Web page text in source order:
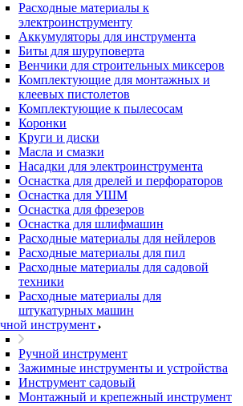
Расходные материалы к
электроинструменту
Аккумуляторы для инструмента
Биты для шуруповерта
Венчики для строительных миксеров
Комплектующие для монтажных и
клеевых пистолетов
Комплектующие к пылесосам
Коронки
Круги и диски
Масла и смазки
Насадки для электроинструмента
Оснастка для дрелей и перфораторов
Оснастка для УШМ
Оснастка для фрезеров
Оснастка для шлифмашин
Расходные материалы для нейлеров
Расходные материалы для пил
Расходные материалы для садовой
техники
Расходные материалы для
штукатурных машин
инструмент
Ручной инструмент
Зажимные инструменты и устройства
Инструмент садовый
Монтажный и крепежный инструмент